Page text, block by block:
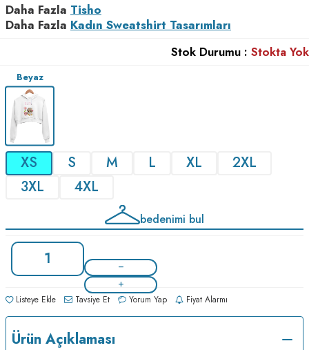
Daha Fazla Tisho
Daha Fazla Kadın Sweatshirt Tasarımları
Stok Durumu : Stokta Yok
Beyaz
XS S M L XL
2XL
3XL
4XL
bedenimi bul
Listeye Ekle Tavsiye Et Yorum Yap Fiyat Alarmı
Ürün Açıklaması